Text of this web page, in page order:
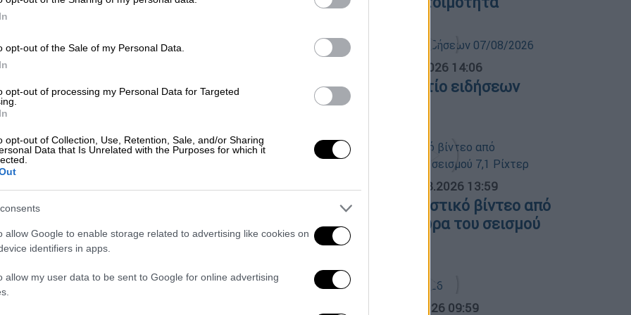
opt-out of the Sale of my Personal Data.
opt-out of processing my Personal Data for Targeted
opt-out of Collection, Use, Retention, Sale, and/or Sharing
Data that Is Unrelated with the Purposes for which it
allow Google to enable storage related to advertising like cookies on
identifiers in apps.
allow my user data to be sent to Google for online advertising
του νησιού
28.03.2026 10:13
λιμένες - Έργα αναβάθμισης σε
Ιβήρων
Ο υπουργός Ναυτιλίας και
στο «Περιβόλι της Παναγίας» - Μέχρι
τέλος Ιουνίου η ολοκλήρωση των
Επίδομα ανεργίας ναυτικών:
07.08.2026 14:06
Μεσημεριανό δελτίο ειδήσεων
07/08/2026
ΑΠΟΣΠΑΣΜΑΤΑ... 07.08.2026 13:59
Ιαπωνία: Συγκλονιστικό βίντεο από
χειρουργείο την ώρα του σεισμού
7,1 Ρίχτερ
07.08.2026 09:59